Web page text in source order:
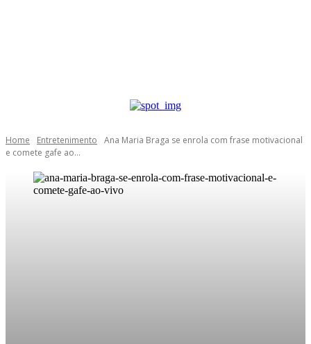
Home Entretenimento
Ana Maria Braga se enrola com frase motivacional
e comete gafe ao...